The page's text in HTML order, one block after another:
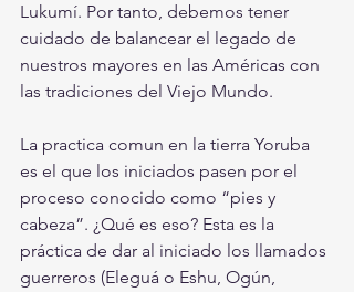
Lukumí. Por tanto, debemos tener
cuidado de balancear el legado de
nuestros mayores en las Américas con
las tradiciones del Viejo Mundo.
La practica comun en la tierra Yoruba
es el que los iniciados pasen por el
proceso conocido como “pies y
cabeza”. ¿Qué es eso? Esta es la
práctica de dar al iniciado los llamados
guerreros (Eleguá o Eshu, Ogún,